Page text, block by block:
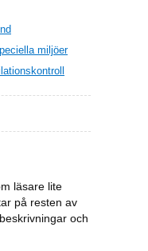
miljöer
läsare lite
på resten av
och